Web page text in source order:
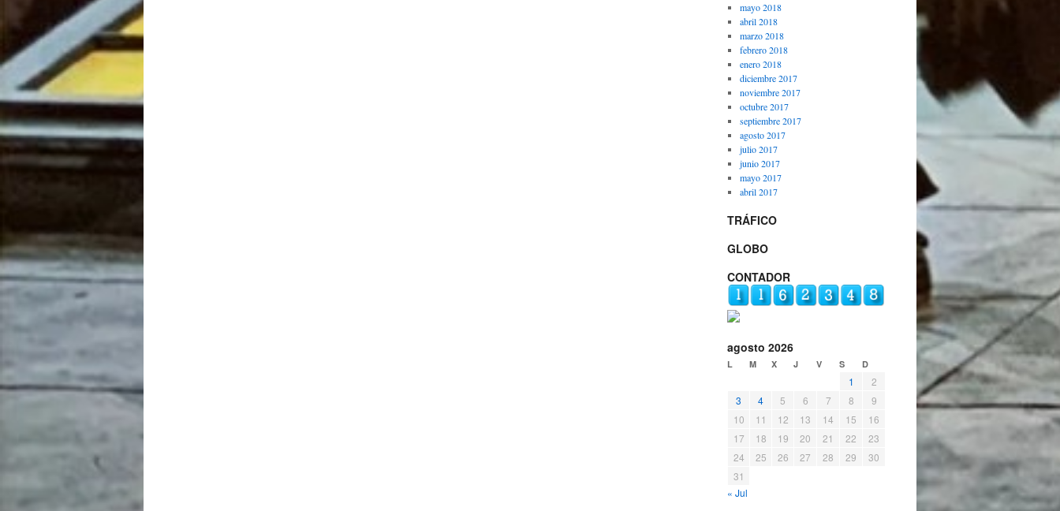
mayo 2018
abril 2018
marzo 2018
febrero 2018
enero 2018
diciembre 2017
noviembre 2017
octubre 2017
septiembre 2017
agosto 2017
julio 2017
junio 2017
mayo 2017
abril 2017
TRÁFICO
GLOBO
CONTADOR
agosto 2026
L M X J V S D
1
2
3
4 5 6 7 8
9
10
11 12 13 14 15
16
17
18 19 20 21 22
23
24
25 26 27 28 29
30
31
« Jul